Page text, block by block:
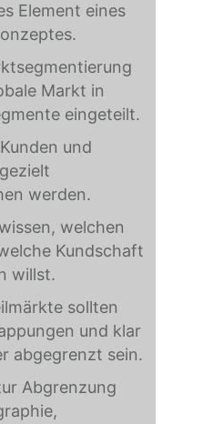
Element eines
Markt in
eingeteilt.
und
werden.
welchen
Kundschaft
willst.
sollten
und klar
abgegrenzt sein.
Abgrenzung